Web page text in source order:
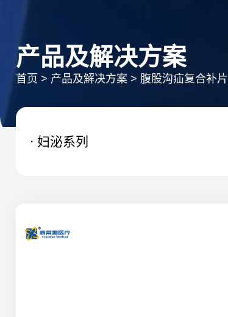
产品及解决方案
首页 > 产品及解决方案 > 腹股沟疝复合补片
 妇泌系列